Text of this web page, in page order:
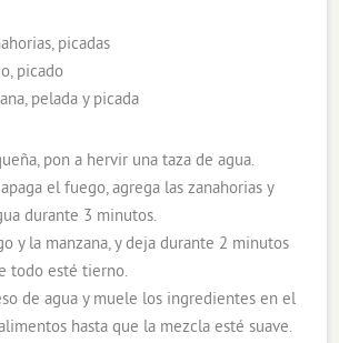
picadas
picado
pelada y picada
pon a hervir una taza de agua.
el fuego, agrega las zanahorias y
durante 3 minutos.
y la manzana, y deja durante 2 minutos
todo esté tierno.
de agua y muele los ingredientes en el
hasta que la mezcla esté suave.